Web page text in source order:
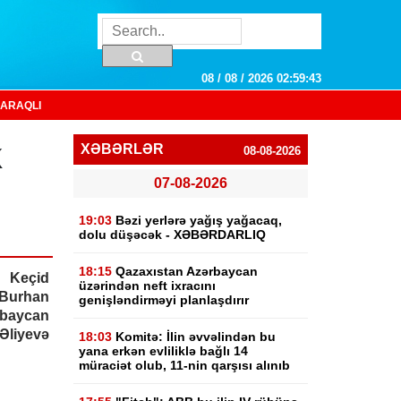
08 / 08 / 2026 02:59:44
Keçid
XƏBƏRLƏR 08-08-2026
07-08-2026
19:03 Bəzi yerlərə yağış yağacaq,
dolu düşəcək - XƏBƏRDARLIQ
18:15 Qazaxıstan Azərbaycan
üzərindən neft ixracını
genişləndirməyi planlaşdırır
18:03 Komitə: İlin əvvəlindən bu
yana erkən evliliklə bağlı 14
müraciət olub, 11-nin qarşısı alınıb